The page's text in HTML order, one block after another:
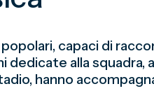
capaci di
alla squadra,
hanno